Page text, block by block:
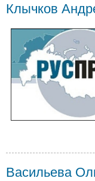
Клычков
Васильева